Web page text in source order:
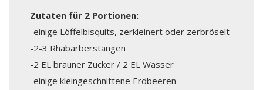
Zutaten für 2 Portionen:
-einige Löffelbisquits, zerkleinert oder zerbröselt
-2-3 Rhabarberstangen
-2 EL brauner Zucker / 2 EL Wasser
-einige kleingeschnittene Erdbeeren